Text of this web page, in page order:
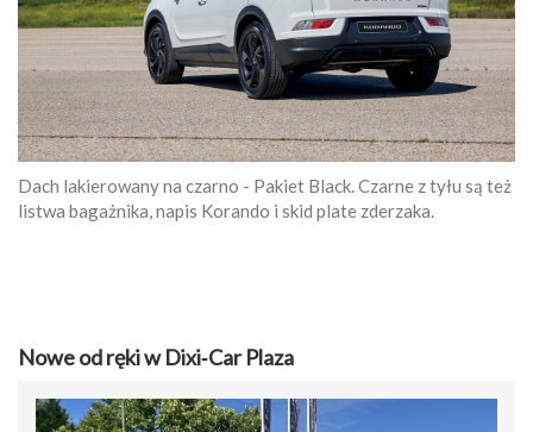
Dach lakierowany na czarno - Pakiet Black. Czarne z tyłu są też
listwa bagażnika, napis Korando i skid plate zderzaka.
Nowe od ręki w Dixi‑Car Plaza